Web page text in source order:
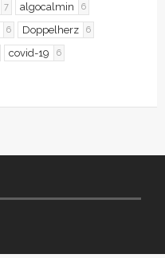
7 algocalmin 6
6 Doppelherz 6
covid-19 6